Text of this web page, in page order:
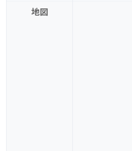
地図